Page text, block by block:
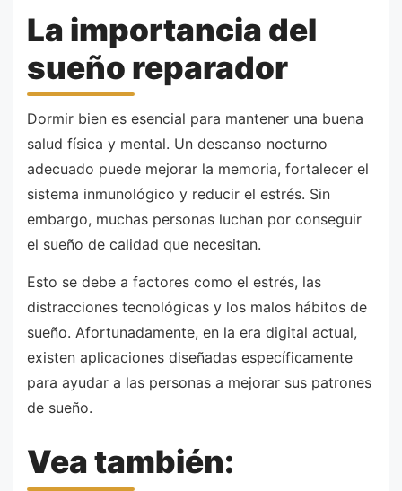
La importancia del
sueño reparador
Dormir bien es esencial para mantener una buena
salud física y mental. Un descanso nocturno
adecuado puede mejorar la memoria, fortalecer el
sistema inmunológico y reducir el estrés. Sin
embargo, muchas personas luchan por conseguir
el sueño de calidad que necesitan.
Esto se debe a factores como el estrés, las
distracciones tecnológicas y los malos hábitos de
sueño. Afortunadamente, en la era digital actual,
existen aplicaciones diseñadas específicamente
para ayudar a las personas a mejorar sus patrones
de sueño.
Vea también: